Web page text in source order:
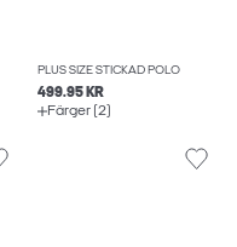
PLUS SIZE STICKAD POLO
499.95 KR
Färger (2)